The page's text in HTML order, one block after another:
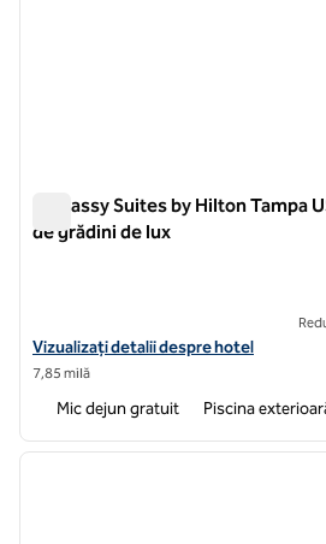
Embassy Suites by Hilton Tampa
de grădini de lux
Vizualizați detaliile hotelului pentru
Vizualizați detalii despre hotel
7,85 milă
Mic dejun gratuit Piscina
1 din 12